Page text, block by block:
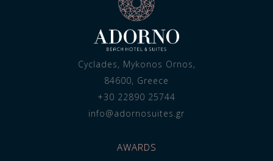
Cyclades, Mykonos Ornos,
84600, Greece
+30 22890 25744
info@adornosuites.gr
AWARDS